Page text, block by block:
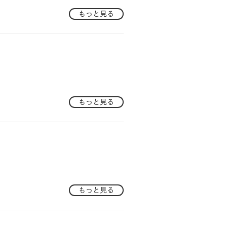
もっと見る
もっと見る
もっと見る